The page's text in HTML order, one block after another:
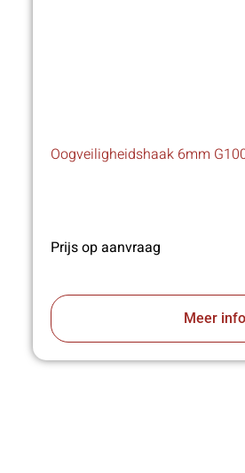
Oogveiligheidshaak 6mm
Prijs op aanvraag
Meer info